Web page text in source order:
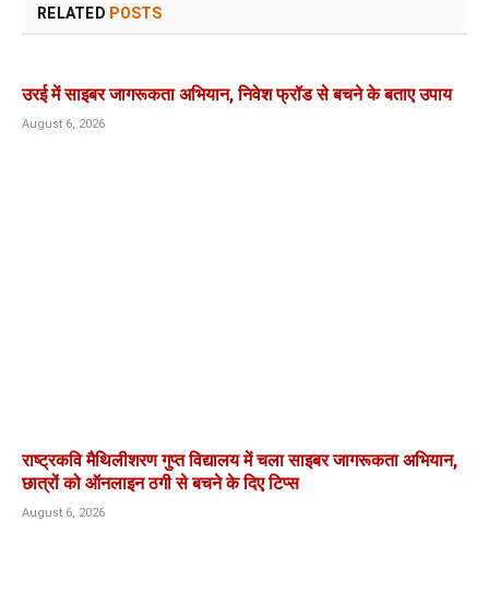
RELATED POSTS
उरई में साइबर जागरूकता अभियान, निवेश फ्रॉड से बचने के बताए उपाय
August 6, 2026
राष्ट्रकवि मैथिलीशरण गुप्त विद्यालय में चला साइबर जागरूकता अभियान,
छात्रों को ऑनलाइन ठगी से बचने के दिए टिप्स
August 6, 2026